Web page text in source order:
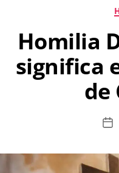
Homilia
significa
de